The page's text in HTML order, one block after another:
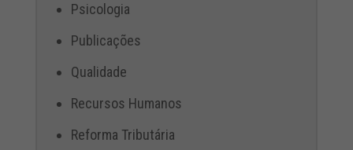
Psicologia
Publicações
Qualidade
Recursos Humanos
Reforma Tributária